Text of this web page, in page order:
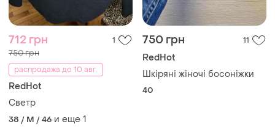
712 грн 1
750 грн
распродажа до 10 авг.
RedHot
Светр
38 / M / 46 и еще 1
750 грн 11
RedHot
Шкіряні жіночі босоніжки
40